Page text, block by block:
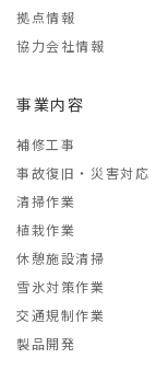
拠点情報
協力会社情報
事業内容
補修工事
事故復旧・災害対応
清掃作業
植栽作業
休憩施設清掃
雪氷対策作業
交通規制作業
製品開発